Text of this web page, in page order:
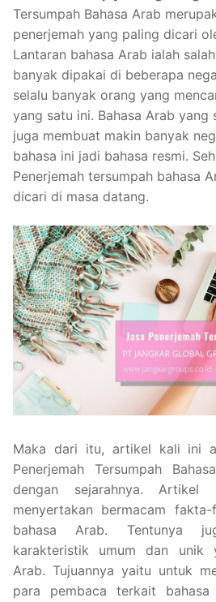
Tersumpah Bahasa Arab
penerjemah yang paling dicari
Lantaran bahasa Arab ialah
banyak dipakai di beberapa
selalu banyak orang yang
yang satu ini. Bahasa Arab yang
juga membuat makin banyak
bahasa ini jadi bahasa resmi.
Penerjemah tersumpah bahasa
dicari di masa datang.
Maka dari itu, artikel kali ini
Penerjemah Tersumpah
dengan sejarahnya.
menyertakan bermacam
bahasa Arab. Tentunya
karakteristik umum dan unik
Arab. Tujuannya yaitu untuk
para pembaca terkait